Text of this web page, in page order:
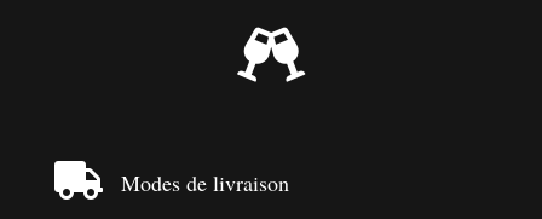

 Modes de livraison